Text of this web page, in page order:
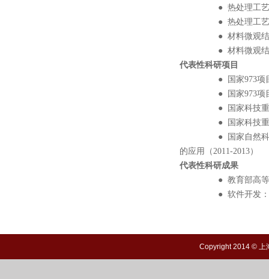
● 热处理工艺与
● 热处理工艺过
● 材料微观结构
● 材料微观结构
代表性科研项目
● 国家973项目：新
● 国家973项目：
● 国家科技重大专
● 国家科技重大专项
● 国家自然科学基
的应用（2011-2013）
代表性科研成果
● 教育部高等学校
● 软件开发：浦泰
Copyright 2014 © 上